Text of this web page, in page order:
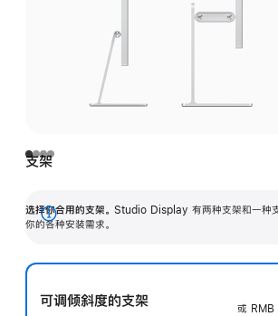
支架
选择你合用的支架。 Studio Display 有两种支架和一种支
你的各种安装需求。
展
可调倾斜度的支架
或